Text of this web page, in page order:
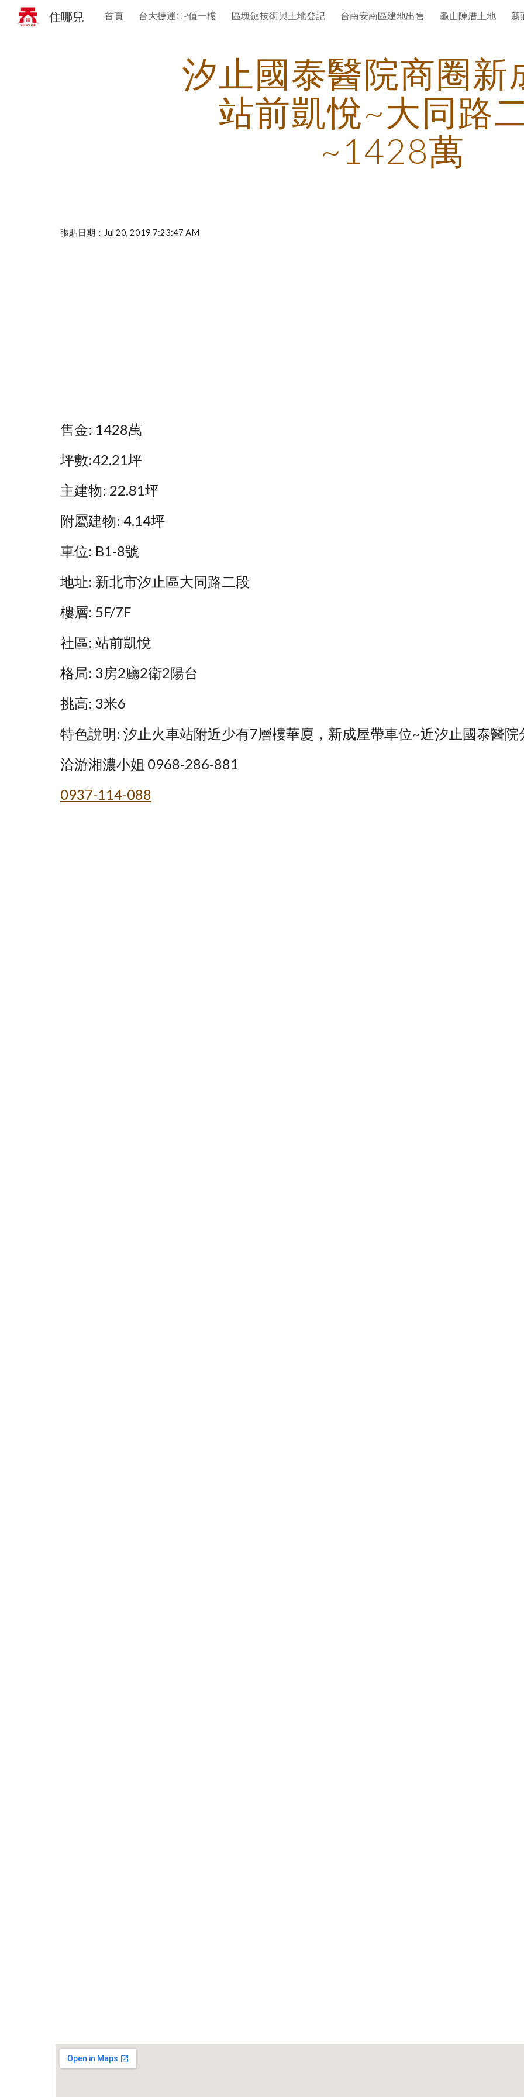
Skip to main content Skip to
住哪兒 首頁 台大捷運CP值一樓 區塊鏈技術與土地登記 台南安南區建地出售 龜山陳厝土地 新
汐止國泰醫院商圈新
站前凱悅~大同路
~1428萬
張貼日期：Jul 20, 2019 7:23:47 AM
售金: 1428萬
坪數:42.21坪
主建物: 22.81坪
附屬建物: 4.14坪
車位: B1-8號
地址: 新北市汐止區大同路二段
樓層: 5F/7F
社區: 站前凱悅
格局: 3房2廳2衛2陽台
挑高: 3米6
特色說明: 汐止火車站附近少有7層樓華廈，新成屋帶車位~近汐止國泰醫院
洽游湘濃小姐 0968-286-881
0937-114-088